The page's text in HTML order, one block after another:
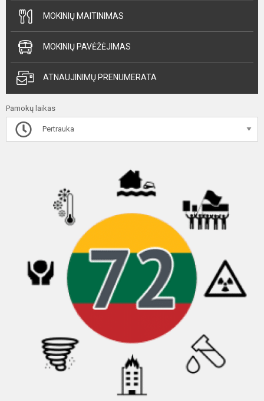
MOKINIŲ MAITINIMAS
MOKINIŲ PAVĖŽĖJIMAS
ATNAUJINIMŲ PRENUMERATA
Pamokų laikas
Pertrauka